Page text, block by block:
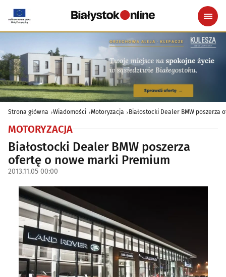
Strona główna Wiadomości Motoryzacja Białostocki Dealer BMW poszerza
MOTORYZACJA
Białostocki Dealer BMW poszerza
ofertę o nowe marki Premium
2013.11.05 00:00